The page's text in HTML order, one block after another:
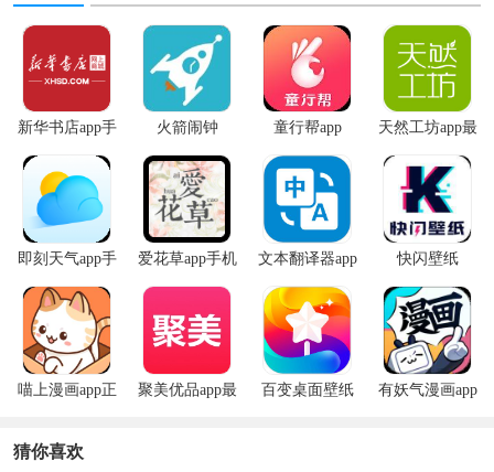
新华书店app手
火箭闹钟 童行帮app
天然工坊app最
即刻天气app手
机版
爱花草app手机
版
文本翻译器app 快闪壁纸
喵上漫画app正
聚美优品app最
百变桌面壁纸
有妖气漫画app
猜你喜欢